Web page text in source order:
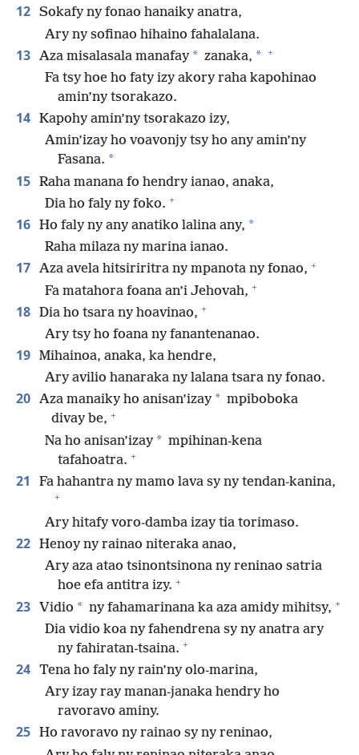
12 Sokafy ny fonao hanaiky anatra,
Ary ny sofinao hihaino fahalalana.
13 Aza misalasala manafay * zanaka, * +
Fa tsy hoe ho faty izy akory raha kapohinao
amin’ny tsorakazo.
14 Kapohy amin’ny tsorakazo izy,
Amin’izay ho voavonjy tsy ho any amin’ny
Fasana. *
15 Raha manana fo hendry ianao, anaka,
Dia ho faly ny foko. +
16 Ho faly ny any anatiko lalina any, *
Raha milaza ny marina ianao.
17 Aza avela hitsiriritra ny mpanota ny fonao, +
Fa matahora foana an’i Jehovah, +
18 Dia ho tsara ny hoavinao, +
Ary tsy ho foana ny fanantenanao.
19 Mihainoa, anaka, ka hendre,
Ary avilio hanaraka ny lalana tsara ny fonao.
20 Aza manaiky ho anisan’izay * mpiboboka
divay be, +
Na ho anisan’izay * mpihinan-kena
tafahoatra. +
21 Fa hahantra ny mamo lava sy ny tendan-kanina,
+
Ary hitafy voro-damba izay tia torimaso.
22 Henoy ny rainao niteraka anao,
Ary aza atao tsinontsinona ny reninao satria
hoe efa antitra izy. +
23 Vidio * ny fahamarinana ka aza amidy mihitsy, +
Dia vidio koa ny fahendrena sy ny anatra ary
ny fahiratan-tsaina. +
24 Tena ho faly ny rain’ny olo-marina,
Ary izay ray manan-janaka hendry ho
ravoravo aminy.
25 Ho ravoravo ny rainao sy ny reninao,